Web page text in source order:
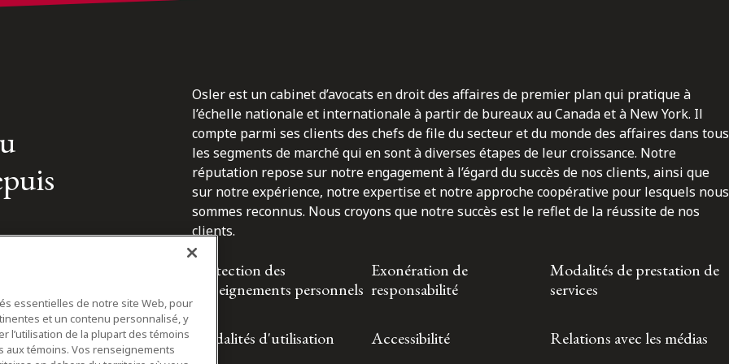
Osler est un cabinet d’avocats en droit des affaires de premier plan qui pratique à
l’échelle nationale et internationale à partir de bureaux au Canada et à New York. Il
compte parmi ses clients des chefs de file du secteur et du monde des affaires dans tous
les segments de marché qui en sont à diverses étapes de leur croissance. Notre
réputation repose sur notre engagement à l’égard du succès de nos clients, ainsi que
sur notre expérience, notre expertise et notre approche coopérative pour lesquels nous
sommes reconnus. Nous croyons que notre succès est le reflet de la réussite de nos
clients.
Protection des
renseignements personnels
Exonération de
responsabilité
Modalités de prestation de
services
Modalités d'utilisation Accessibilité Relations avec les médias
essentielles de notre site Web, pour
et un contenu personnalisé, y
l’utilisation de la plupart des témoins
témoins. Vos renseignements